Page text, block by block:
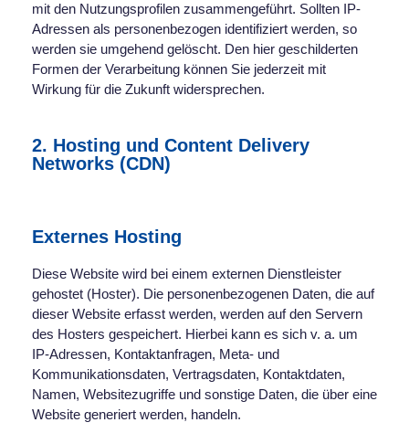
mit den Nutzungsprofilen zusammengeführt. Sollten IP-
Adressen als personenbezogen identifiziert werden, so
werden sie umgehend gelöscht. Den hier geschilderten
Formen der Verarbeitung können Sie jederzeit mit
Wirkung für die Zukunft widersprechen.
2. Hosting und Content Delivery
Networks (CDN)
Externes Hosting
Diese Website wird bei einem externen Dienstleister
gehostet (Hoster). Die personenbezogenen Daten, die auf
dieser Website erfasst werden, werden auf den Servern
des Hosters gespeichert. Hierbei kann es sich v. a. um
IP-Adressen, Kontaktanfragen, Meta- und
Kommunikationsdaten, Vertragsdaten, Kontaktdaten,
Namen, Websitezugriffe und sonstige Daten, die über eine
Website generiert werden, handeln.